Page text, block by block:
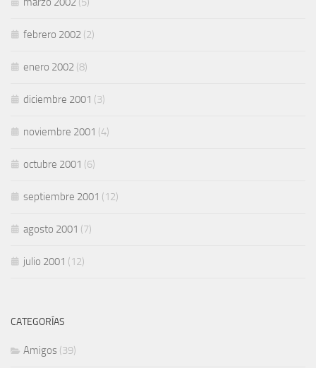
febrero 2002 (2)
enero 2002 (8)
diciembre 2001 (3)
noviembre 2001 (4)
octubre 2001 (6)
septiembre 2001 (12)
agosto 2001 (7)
julio 2001 (12)
CATEGORÍAS
Amigos (39)